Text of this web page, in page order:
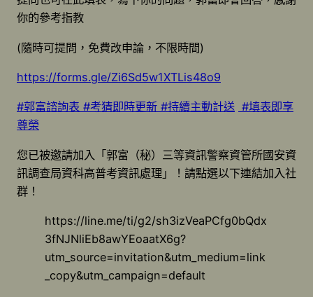
你的參考指教
(隨時可提問，免費改申論，不限時間)
https://forms.gle/Zi6Sd5w1XTLis48o9
#郭富諮詢表 #考猜即時更新 #持續主動計送 #填表即享
尊榮
您已被邀請加入「郭富（秘）三等資訊警察資管所國安資
訊調查局資科高普考資訊處理」！請點選以下連結加入社
群！
https://line.me/ti/g2/sh3izVeaPCfg0bQdx
3fNJNliEb8awYEoaatX6g?
utm_source=invitation&utm_medium=link
_copy&utm_campaign=default